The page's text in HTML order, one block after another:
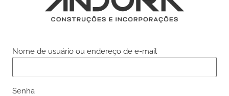
Nome de usuário ou endereço de e-mail
Senha